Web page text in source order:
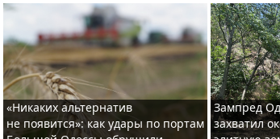
«Никаких альтернатив
не появится»: как удары по портам
Зампред
захватил